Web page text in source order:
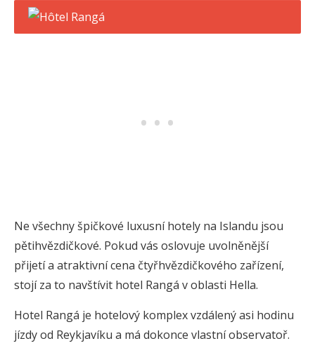
Ne všechny špičkové luxusní hotely na Islandu jsou
pětihvězdičkové. Pokud vás oslovuje uvolněnější
přijetí a atraktivní cena čtyřhvězdičkového zařízení,
stojí za to navštívit hotel Rangá v oblasti Hella.
Hotel Rangá je hotelový komplex vzdálený asi hodinu
jízdy od Reykjavíku a má dokonce vlastní observatoř.